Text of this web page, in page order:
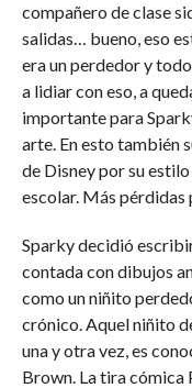
compañero de clase
salidas… bueno, eso
era un perdedor y
a lidiar con eso, a
importante para
arte. En esto también
de Disney por su
escolar. Más pérdidas
Sparky decidió
contada con dibujos
como un niñito
crónico. Aquel niñito
una y otra vez, es
Brown. La tira cómica